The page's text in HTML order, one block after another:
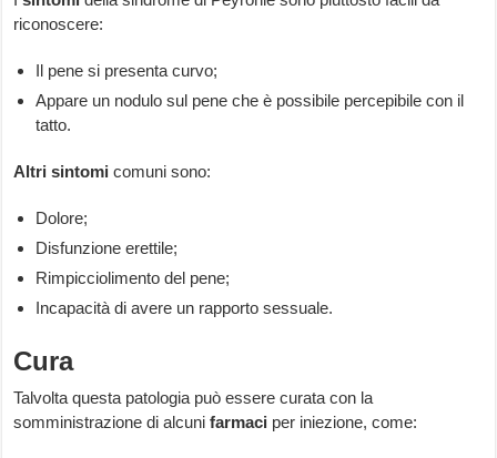
riconoscere:
Il pene si presenta curvo;
Appare un nodulo sul pene che è possibile percepibile con il
tatto.
Altri sintomi comuni sono:
Dolore;
Disfunzione erettile;
Rimpicciolimento del pene;
Incapacità di avere un rapporto sessuale.
Cura
Talvolta questa patologia può essere curata con la
somministrazione di alcunifarmaci per iniezione, come: